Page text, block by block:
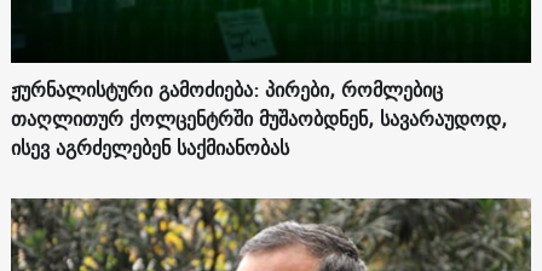
ჟურნალისტური გამოძიება: პირები, რომლებიც
თაღლითურ ქოლცენტრში მუშაობდნენ, სავარაუდოდ,
ისევ აგრძელებენ საქმიანობას